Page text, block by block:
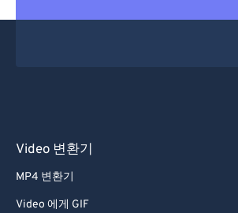
Video 변환기
MP4 변환기
Video 에게 GIF